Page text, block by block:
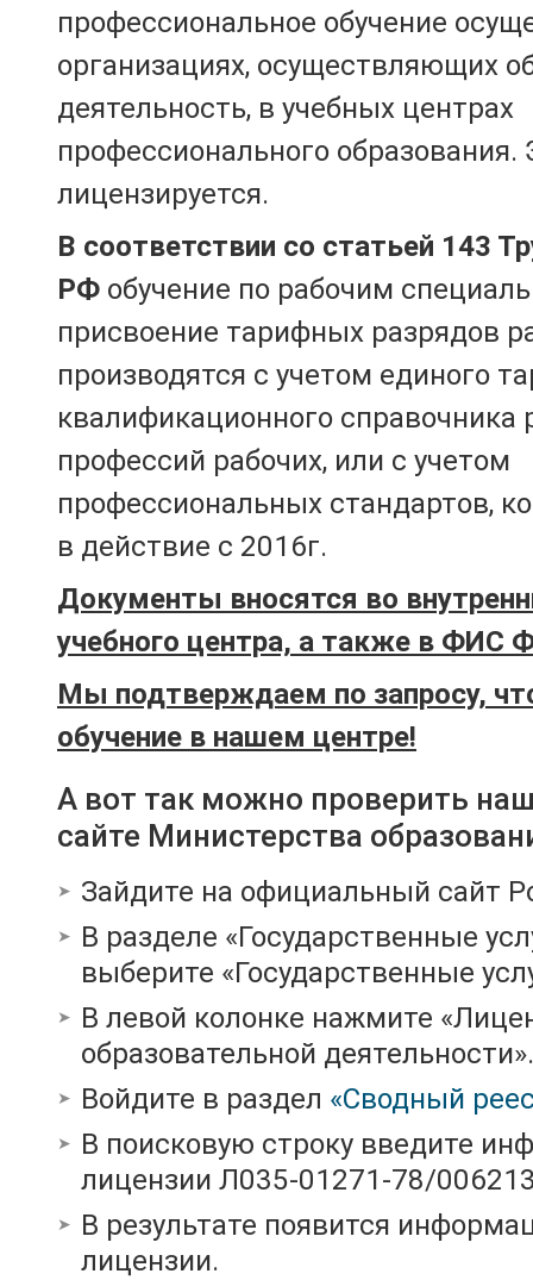
профессиональное обучение
организациях, осуществляющих
деятельность, в учебных центрах
профессионального образования.
лицензируется.
В соответствии со статьей 143
РФ обучение по рабочим
присвоение тарифных разрядов
производятся с учетом единого
квалификационного справочника
профессий рабочих, или с учетом
профессиональных стандартов,
в действие с 2016г.
Документы вносятся во
учебного центра, а также в ФИС
Мы подтверждаем по запросу,
обучение в нашем центре!
А вот так можно проверить
сайте Министерства
Зайдите на официальный сайт
В разделе «Государственные
выберите «Государственные
В левой колонке нажмите
образовательной деятельности».
Войдите в раздел «Сводный
В поисковую строку введите
лицензии Л035-01271-78/
В результате появится
лицензии.